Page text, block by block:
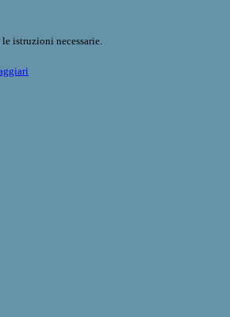
istruzioni necessarie.